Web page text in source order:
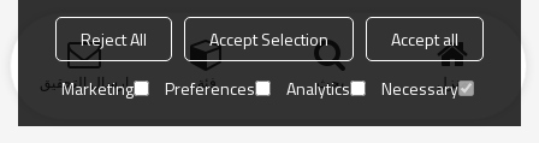
منزل بحث فئة ارسال التحقيق
Accept all
Accept Selection
Reject All
Necessary
Analytics
Preferences
Marketing